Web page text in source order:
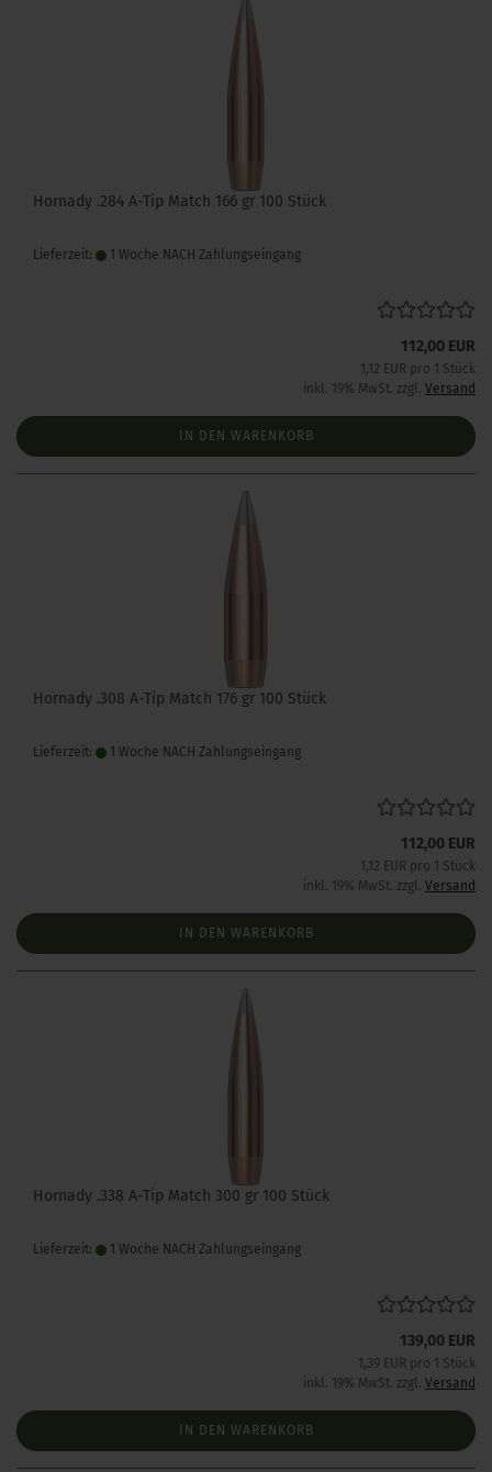
Hornady .284 A-Tip Match 166 gr 100 Stück
Lieferzeit: 1 Woche NACH Zahlungseingang
112,00 EUR
1,12 EUR pro 1 Stück
inkl. 19% MwSt. zzgl. Versand
IN DEN WARENKORB
Hornady .308 A-Tip Match 176 gr 100 Stück
Lieferzeit: 1 Woche NACH Zahlungseingang
112,00 EUR
1,12 EUR pro 1 Stück
inkl. 19% MwSt. zzgl. Versand
IN DEN WARENKORB
Hornady .338 A-Tip Match 300 gr 100 Stück
Lieferzeit: 1 Woche NACH Zahlungseingang
139,00 EUR
1,39 EUR pro 1 Stück
inkl. 19% MwSt. zzgl. Versand
IN DEN WARENKORB